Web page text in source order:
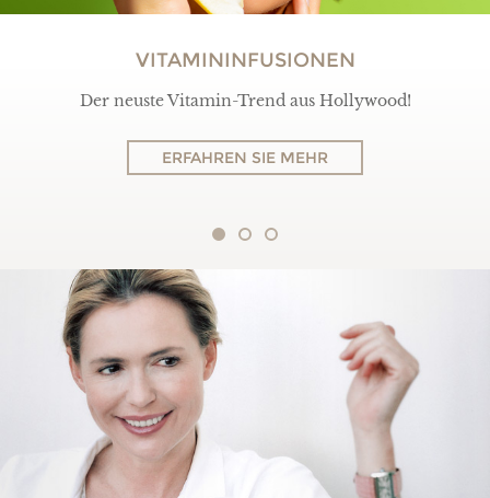
VITAMININFUSIONEN
Der neuste Vitamin-Trend aus Hollywood!
ERFAHREN SIE MEHR